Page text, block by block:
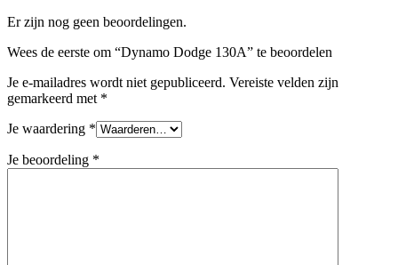
Er zijn nog geen beoordelingen.
Wees de eerste om “Dynamo Dodge 130A” te beoordelen
Je e-mailadres wordt niet gepubliceerd. Vereiste velden zijn
gemarkeerd met *
Je waardering *
Je beoordeling *